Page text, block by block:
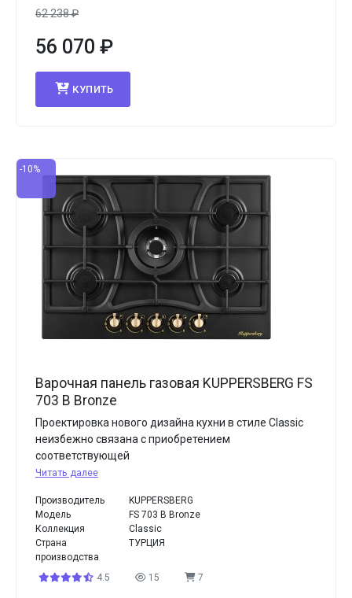
62 238₽
56 070 ₽
КУПИТЬ
-10%
Варочная панель газовая KUPPERSBERG FS
703 B Bronze
Проектировка нового дизайна кухни в стиле Classic
неизбежно связана с приобретением
соответствующей
Читать далее
Производитель
KUPPERSBERG
Модель
FS 703 B Bronze
Коллекция
Classic
Страна
производства
ТУРЦИЯ
4.5 15 7